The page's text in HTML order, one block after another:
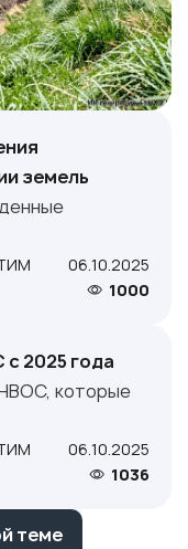
земель
06.10.2025
1000
2025 года
которые
06.10.2025
1036
теме